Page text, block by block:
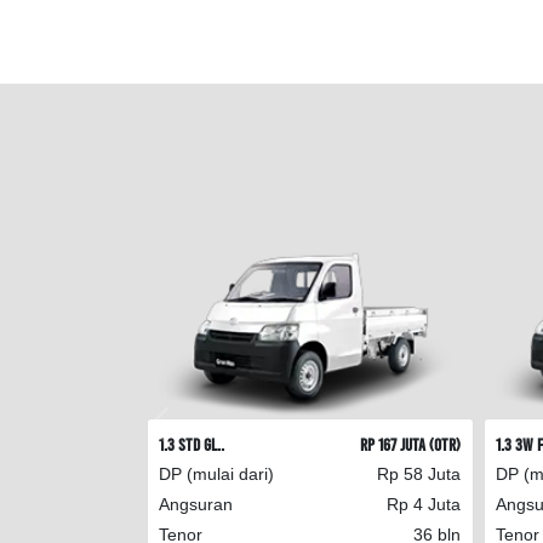
1.3 STD GL.. Rp 167 Juta (OTR)
DP (mulai dari)
Rp 58 Juta
Angsuran
Rp 4 Juta
Tenor
36 bln
1.3 3W
DP
Tenor